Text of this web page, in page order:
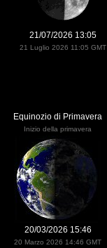
21/07/2026 13:05
21 Luglio 2026 11:05 GMT
Equinozio di Primavera
Inizio della primavera
20/03/2026 15:46
20 Marzo 2026 14:46 GMT